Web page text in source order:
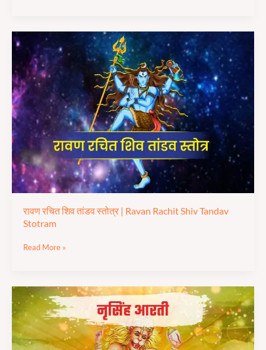
रावण रचित शिव तांडव स्तोत्र | Ravan Rachit Shiv Tandav
Stotram
शिव
तांडव
स्तोत्र |
Rachit
Shiv
Tandav
Stotram
Read More »
श्री
नरसिंह
देव
आरती
|